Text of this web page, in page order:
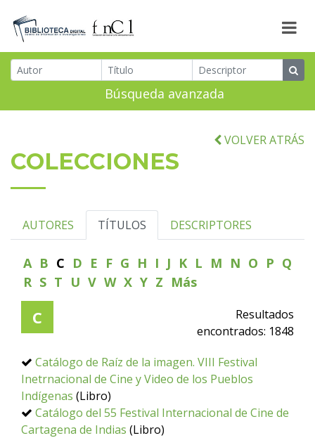
Búsqueda avanzada
VOLVER ATRÁS
COLECCIONES
AUTORES TÍTULOS DESCRIPTORES
A B C D E F G H I J K L M N O P Q
R S T U V W X Y Z Más
C
Resultados
encontrados: 1848
Catálogo de Raíz de la imagen. VIII Festival
Inetrnacional de Cine y Video de los Pueblos
Indígenas (Libro)
Catálogo del 55 Festival Internacional de Cine de
Cartagena de Indias (Libro)